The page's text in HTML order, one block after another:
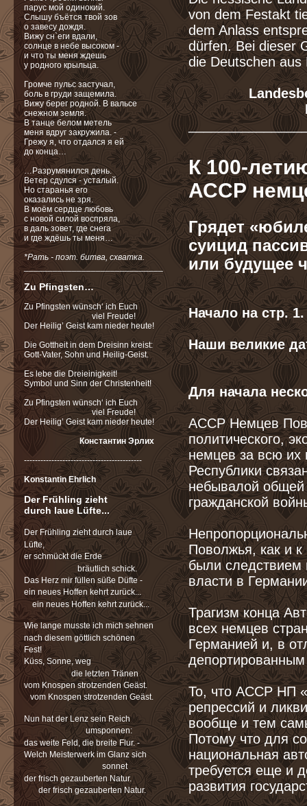
von dem Festakt
dem Anlass
dürfen. Bei dieser
die Deutschen aus
К 100-
АССР
Грядет
суицид
или будущее
Начало на стр. 1.
Наши великие
Для начала
АССР Немцев
политического,
немцев за всю их
Республики
небывалой общей
гражданской
Поволжья, как и
были следствием
власти в
Трагизм конца
всех немцев
Германией и, в
То, что АССР НП
репрессий и
вообще и тем
Потому что для
национальная
требуется еще и
развития
парус мой одинокий.
Слышу бъётся твой зов
о завесу дождя.
Вижу сн`еги вдали,
солнце в небе высоком -
и что ты меня ждешь
у родного крыльца.
Громче пульс застучал,
боль в груди защемила.
Вижу берег родной. В вальсе
снежном земля.
В танце белом метель
меня вдруг закружила. -
Грежу я, что отдался я ей
до конца…
…Разрумянился день.
Ветер сдулся - усталый.
Но старанья его
оказались не зря.
В моём сердце любовь
с новой силой воспряла,
в даль зовет, где снега
и где ждёшь ты меня…
*Рать - поэт. битва, схватка.
_____________________________
Zu Pfingsten…
Zu Pfingsten wünsch‘ ich Euch
viel Freude!
Der Heilig’ Geist kam nieder heute!
Die Gottheit in dem Dreisinn kreist:
Gott-Vater, Sohn und Heilig-Geist.
Es lebe die Dreieinigkeit!
Symbol und Sinn der Christenheit!
Zu Pfingsten wünsch‘ ich Euch
viel Freude!
Der Heilig’ Geist kam nieder heute!
Константин Эрлих
-------------------------------------------
Konstantin Ehrlich
Der Frühling zieht
durch laue Lüfte...
Der Frühling zieht durch laue
Lüfte,
er schmückt die Erde
bräutlich schick.
Das Herz mir füllen süße Düfte -
ein neues Hoffen kehrt zurück...
ein neues Hoffen kehrt zurück...
Wie lange musste ich mich sehnen
nach diesem göttlich schönen
Fest!
Küss, Sonne, weg
die letzten Tränen
vom Knospen strotzenden Geäst.
vom Knospen strotzenden Geäst.
Nun hat der Lenz sein Reich
umsponnen:
das weite Feld, die breite Flur. -
Welch Meisterwerk im Glanz sich
sonnet
der frisch gezauberten Natur.
der frisch gezauberten Natur.